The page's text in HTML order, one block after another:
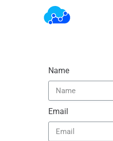
Name
Email